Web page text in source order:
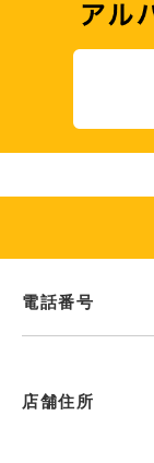
電話番号
店舗住所